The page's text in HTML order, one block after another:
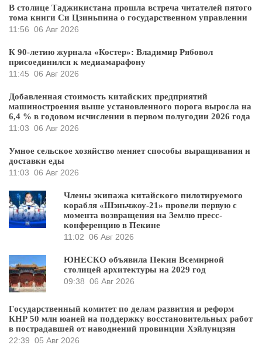
В столице Таджикистана прошла встреча читателей пятого
тома книги Си Цзиньпина о государственном управлении
11:56 06 Авг 2026
К 90-летию журнала «Костер»: Владимир Рябовол
присоединился к медиамарафону
11:45 06 Авг 2026
Добавленная стоимость китайских предприятий
машиностроения выше установленного порога выросла на
6,4 % в годовом исчислении в первом полугодии 2026 года
11:03 06 Авг 2026
Умное сельское хозяйство меняет способы выращивания и
доставки еды
11:03 06 Авг 2026
Члены экипажа китайского пилотируемого
корабля «Шэньчжоу-21» провели первую с
момента возвращения на Землю пресс-
конференцию в Пекине
11:02 06 Авг 2026
ЮНЕСКО объявила Пекин Всемирной
столицей архитектуры на 2029 год
09:38 06 Авг 2026
Государственный комитет по делам развития и реформ
КНР 50 млн юаней на поддержку восстановительных работ
в пострадавшей от наводнений провинции Хэйлунцзян
22:39 05 Авг 2026